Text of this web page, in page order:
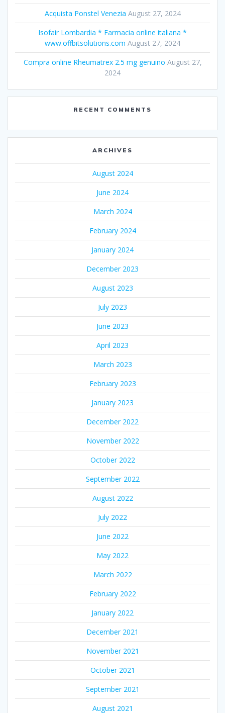
Acquista Ponstel Venezia August 27, 2024
Isofair Lombardia * Farmacia online italiana *
www.offbitsolutions.com August 27, 2024
Compra online Rheumatrex 2.5 mg genuino August 27,
2024
RECENT COMMENTS
ARCHIVES
August 2024
June 2024
March 2024
February 2024
January 2024
December 2023
August 2023
July 2023
June 2023
April 2023
March 2023
February 2023
January 2023
December 2022
November 2022
October 2022
September 2022
August 2022
July 2022
June 2022
May 2022
March 2022
February 2022
January 2022
December 2021
November 2021
October 2021
September 2021
August 2021